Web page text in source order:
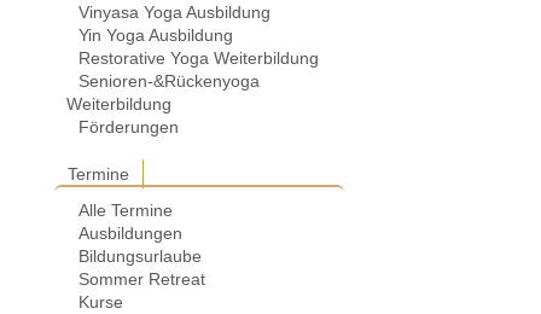
Vinyasa Yoga Ausbildung
Yin Yoga Ausbildung
Restorative Yoga Weiterbildung
Senioren-&Rückenyoga
Weiterbildung
Förderungen
Termine
Alle Termine
Ausbildungen
Bildungsurlaube
Sommer Retreat
Kurse